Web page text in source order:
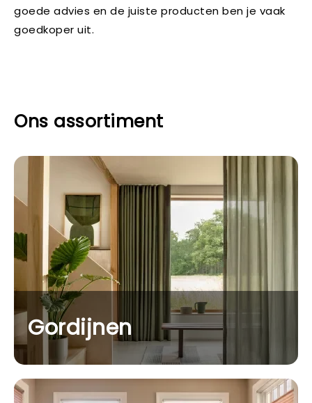
goede advies en de juiste producten ben je vaak
goedkoper uit.
Ons assortiment
Gordijnen